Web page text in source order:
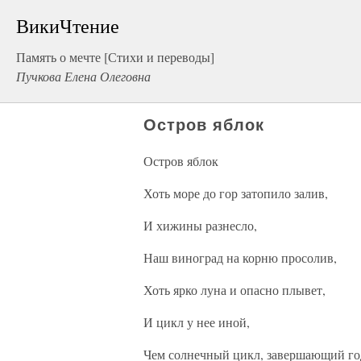
ВикиЧтение
Память о мечте [Стихи и переводы]
Пучкова Елена Олеговна
Остров яблок
Остров яблок
Хоть море до гор затопило залив,
И хижины разнесло,
Наш виноград на корню просолив,
Хоть ярко луна и опасно плывет,
И цикл у нее иной,
Чем солнечный цикл, завершающий